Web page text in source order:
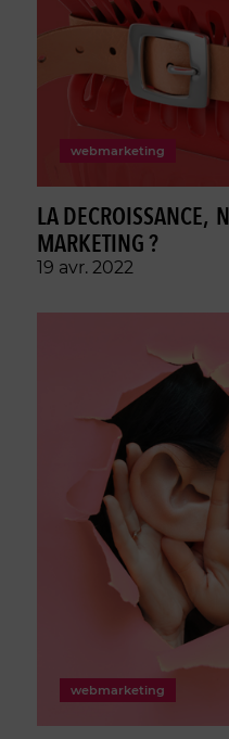
webmarketing
LA DECROISSANCE,
MARKETING ?
19 avr. 2022
webmarketing